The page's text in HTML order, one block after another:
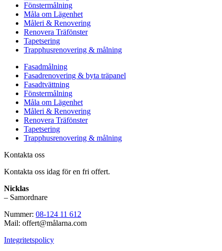
Fönstermålning
Måla om Lägenhet
Måleri & Renovering
Renovera Träfönster
Tapetsering
Trapphusrenovering & målning
Fasadmålning
Fasadrenovering & byta träpanel
Fasadtvättning
Fönstermålning
Måla om Lägenhet
Måleri & Renovering
Renovera Träfönster
Tapetsering
Trapphusrenovering & målning
Kontakta oss
Kontakta oss idag för en fri offert.
Nicklas
– Samordnare
Nummer: 08-124 11 612
Mail: offert@målarna.com
Integritetspolicy